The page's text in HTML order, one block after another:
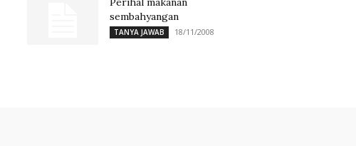
sembahyangan
TANYA JAWAB 18/11/2008